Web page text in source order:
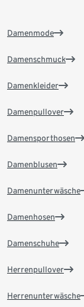
Damenmode
Damenschmuck
Damenkleider
Damenpullover
Damensporthosen
Damenblusen
Damenunterwäsche
Damenhosen
Damenschuhe
Herrenpullover
Herrenunterwäsche